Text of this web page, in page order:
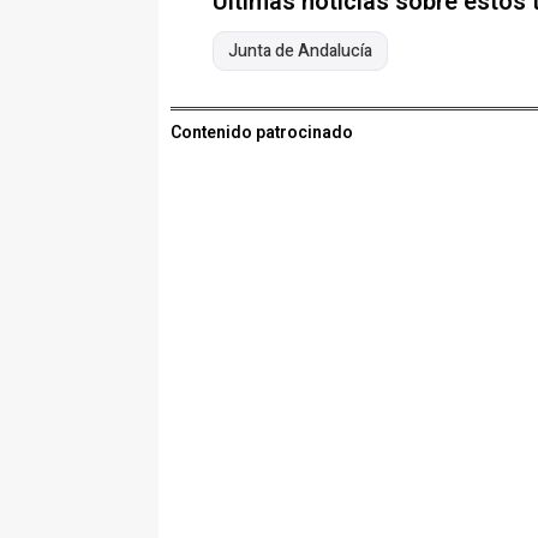
Junta de Andalucía
Contenido patrocinado